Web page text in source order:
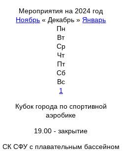
Мероприятия на 2024 год
Ноябрь « Декабрь » Январь
Пн
Вт
Ср
Чт
Пт
Сб
Вс
1
Кубок города по спортивной
аэробике
19.00 - закрытие
СК СФУ с плавательным бассейном